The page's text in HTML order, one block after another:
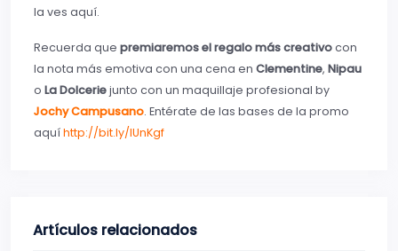
la ves aquí.
Recuerda que premiaremos el regalo más creativocon
la nota más emotiva con una cena en Clementine, Nipau
o La Dolceriejunto con un maquillaje profesional by
Jochy Campusano. Entérate de las bases de la promo
aquíhttp://bit.ly/IUnKgf
Artículos relacionados